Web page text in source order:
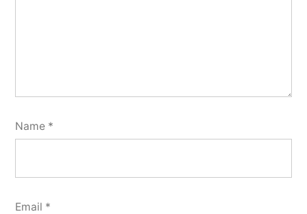
Name *
Email *